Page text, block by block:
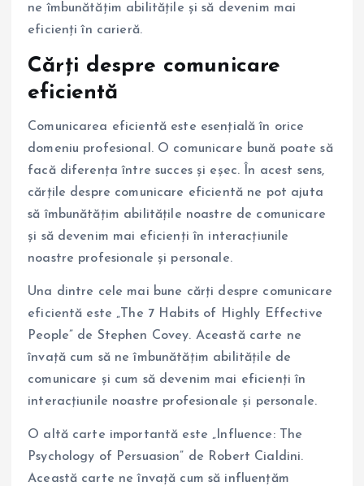
ne îmbunătățim abilitățile și să devenim mai
eficienți în carieră.
Cărți despre comunicare
eficientă
Comunicarea eficientă este esențială în orice
domeniu profesional. O comunicare bună poate să
facă diferența între succes și eșec. În acest sens,
cărțile despre comunicare eficientă ne pot ajuta
să îmbunătățim abilitățile noastre de comunicare
și să devenim mai eficienți în interacțiunile
noastre profesionale și personale.
Una dintre cele mai bune cărți despre comunicare
eficientă este „The 7 Habits of Highly Effective
People” de Stephen Covey. Această carte ne
învață cum să ne îmbunătățim abilitățile de
comunicare și cum să devenim mai eficienți în
interacțiunile noastre profesionale și personale.
O altă carte importantă este „Influence: The
Psychology of Persuasion” de Robert Cialdini.
Această carte ne învață cum să influențăm